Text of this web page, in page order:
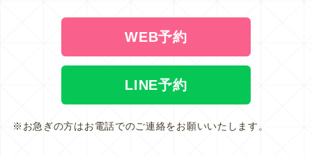
WEB予約
LINE予約
※お急ぎの方はお電話でのご連絡をお願いいたします。